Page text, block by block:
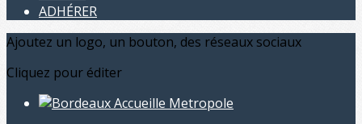
ADHÉRER
Ajoutez un logo, un bouton, des réseaux sociaux
Cliquez pour éditer